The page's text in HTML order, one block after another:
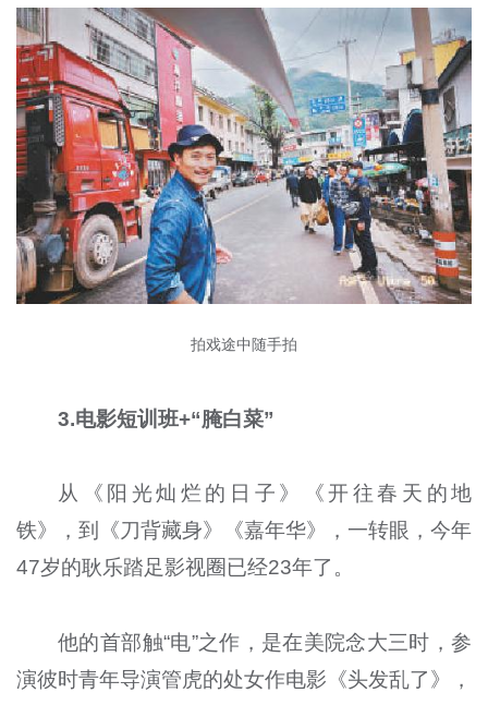
拍戏途中随手拍
3.电影短训班+“腌白菜”
从《阳光灿烂的日子》《开往春天的地
铁》，到《刀背藏身》《嘉年华》，一转眼，今年
47岁的耿乐踏足影视圈已经23年了。
他的首部触“电”之作，是在美院念大三时，参
演彼时青年导演管虎的处女作电影《头发乱了》，